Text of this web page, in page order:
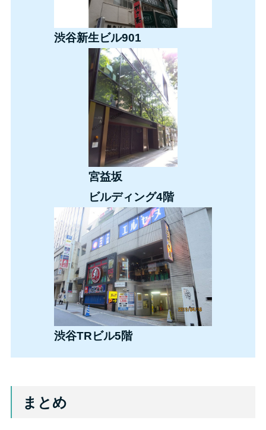
渋谷新生ビル901
宮益坂
ビルディング4階
渋谷TRビル5階
まとめ